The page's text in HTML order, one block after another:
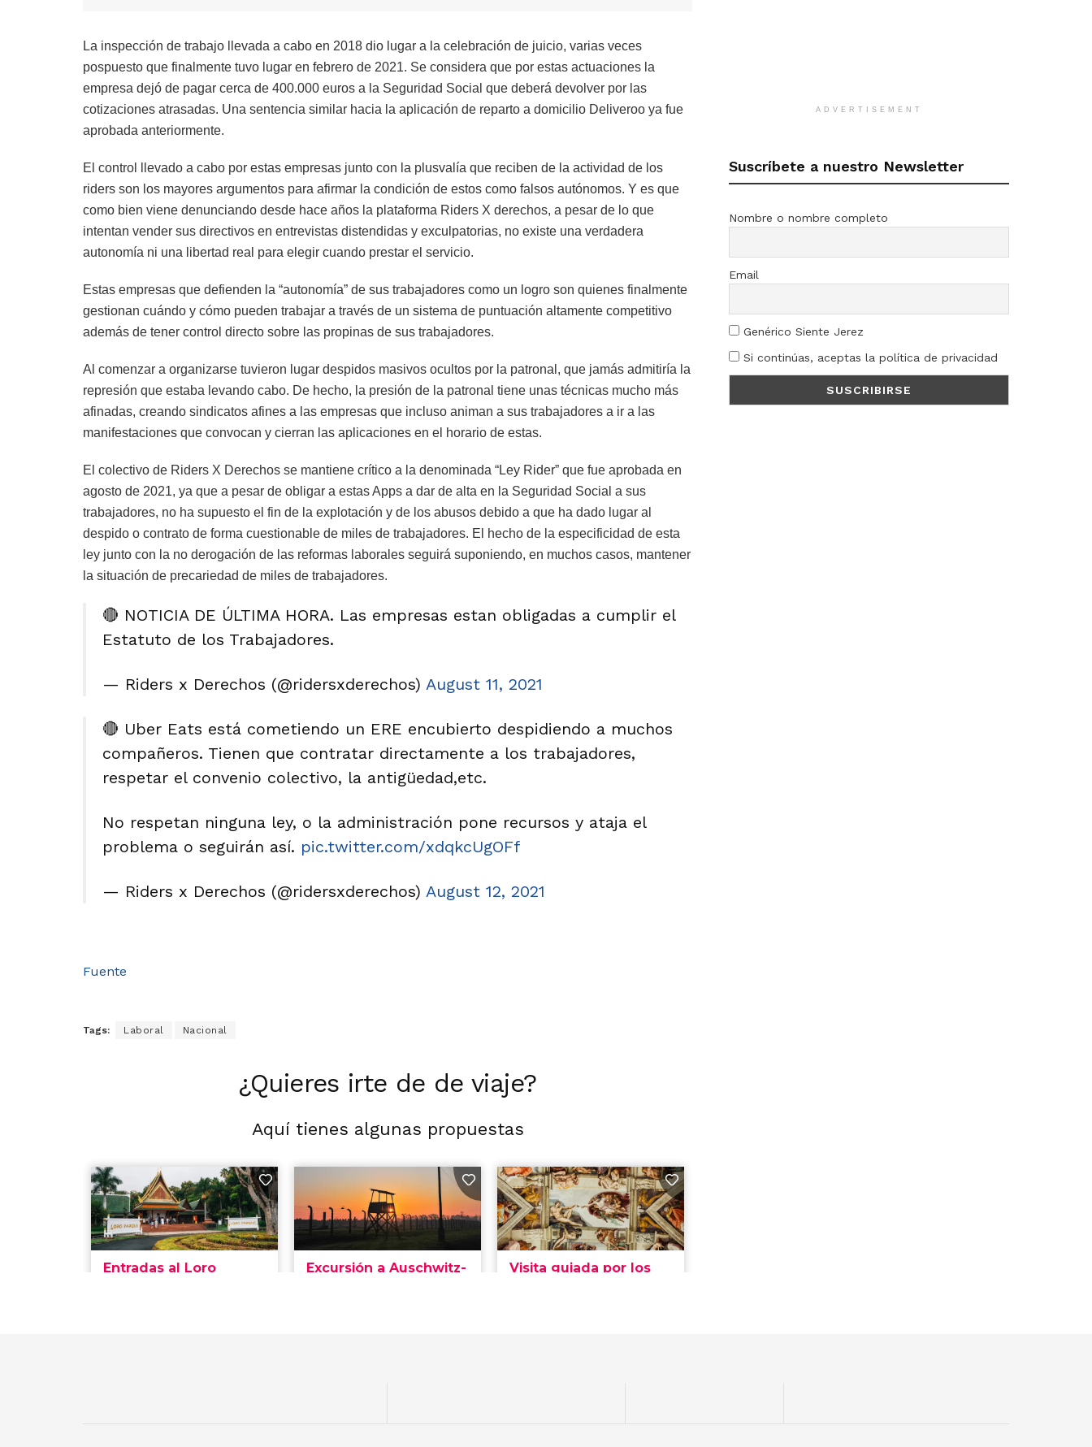
La inspección de trabajo llevada a cabo en 2018 dio lugar a la celebración de juicio, varias veces
pospuesto que finalmente tuvo lugar en febrero de 2021. Se considera que por estas actuaciones la
empresa dejó de pagar cerca de 400.000 euros a la Seguridad Social que deberá devolver por las
cotizaciones atrasadas. Una sentencia similar hacia la aplicación de reparto a domicilio Deliveroo ya fue
aprobada anteriormente.
El control llevado a cabo por estas empresas junto con la plusvalía que reciben de la actividad de los
riders son los mayores argumentos para afirmar la condición de estos como falsos autónomos. Y es que
como bien viene denunciando desde hace años la plataforma Riders X derechos, a pesar de lo que
intentan vender sus directivos en entrevistas distendidas y exculpatorias, no existe una verdadera
autonomía ni una libertad real para elegir cuando prestar el servicio.
Estas empresas que defienden la “autonomía” de sus trabajadores como un logro son quienes finalmente
gestionan cuándo y cómo pueden trabajar a través de un sistema de puntuación altamente competitivo
además de tener control directo sobre las propinas de sus trabajadores.
Al comenzar a organizarse tuvieron lugar despidos masivos ocultos por la patronal, que jamás admitiría la
represión que estaba levando cabo. De hecho, la presión de la patronal tiene unas técnicas mucho más
afinadas, creando sindicatos afines a las empresas que incluso animan a sus trabajadores a ir a las
manifestaciones que convocan y cierran las aplicaciones en el horario de estas.
El colectivo de Riders X Derechos se mantiene crítico a la denominada “Ley Rider” que fue aprobada en
agosto de 2021, ya que a pesar de obligar a estas Apps a dar de alta en la Seguridad Social a sus
trabajadores, no ha supuesto el fin de la explotación y de los abusos debido a que ha dado lugar al
despido o contrato de forma cuestionable de miles de trabajadores. El hecho de la especificidad de esta
ley junto con la no derogación de las reformas laborales seguirá suponiendo, en muchos casos, mantener
la situación de precariedad de miles de trabajadores.
🔴 NOTICIA DE ÚLTIMA HORA. Las empresas estan obligadas a cumplir el
Estatuto de los Trabajadores.
— Riders x Derechos (@ridersxderechos) August 11, 2021
🔴 Uber Eats está cometiendo un ERE encubierto despidiendo a muchos
compañeros. Tienen que contratar directamente a los trabajadores,
respetar el convenio colectivo, la antigüedad,etc.
No respetan ninguna ley, o la administración pone recursos y ataja el
problema o seguirán así. pic.twitter.com/xdqkcUgOFf
— Riders x Derechos (@ridersxderechos) August 12, 2021
Fuente
Tags: Laboral Nacional
¿Quieres irte de de viaje?
Aquí tienes algunas propuestas
ADVERTISEMENT
Suscríbete a nuestro Newsletter
Nombre o nombre completo
Email
Genérico Siente Jerez
Si continúas, aceptas la política de privacidad